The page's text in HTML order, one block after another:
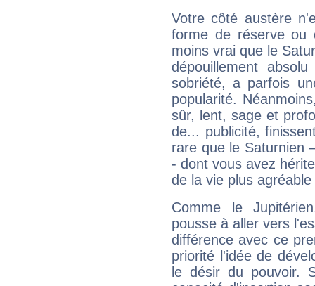
Votre côté austère
forme de réserve
moins vrai que le
dépouillement
sobriété, a parfois
popularité.
sûr, lent, sage et
de... publicité,
rare que le Saturnien
- dont vous avez
de la vie plus
Comme le
pousse à aller vers
différence avec ce
priorité l'idée de
le désir du pouvoir.